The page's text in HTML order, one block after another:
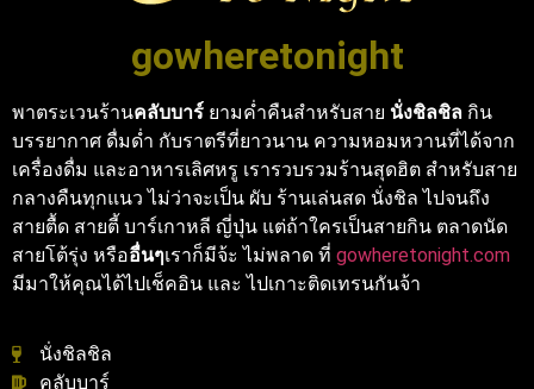
gowheretonight
พาตระเวนร้านคลับบาร์ ยามค่ำคืนสำหรับสาย นั่งชิลชิล กิน
บรรยากาศ ดื่มด่ำ กับราตรีที่ยาวนาน ความหอมหวานที่ได้จาก
เครื่องดื่ม และอาหารเลิศหรู เรารวบรวมร้านสุดฮิต สำหรับสาย
กลางคืนทุกแนว ไม่ว่าจะเป็น ผับ ร้านเล่นสด นั่งชิล ไปจนถึง
สายตื้ด สายตี้ บาร์เกาหลี ญี่ปุ่น แต่ถ้าใครเป็นสายกิน ตลาดนัด
สายโต้รุ่ง หรืออื่นๆเราก็มีจ้ะ ไม่พลาด ที่ gowheretonight.com
มีมาให้คุณได้ไปเช็คอิน และ ไปเกาะติดเทรนกันจ้า
นั่งชิลชิล
คลับบาร์